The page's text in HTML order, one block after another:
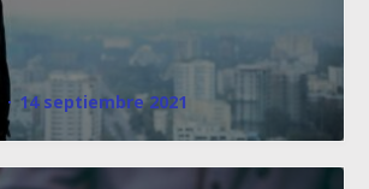
· 14 septiembre 2021